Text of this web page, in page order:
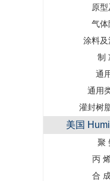
原
气体
涂料及
制
通
通用
灌封树
美国
聚
丙
合